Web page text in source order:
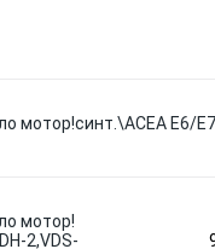
мотор!синт.\ACEA E6/
мотор!
2,VDS-